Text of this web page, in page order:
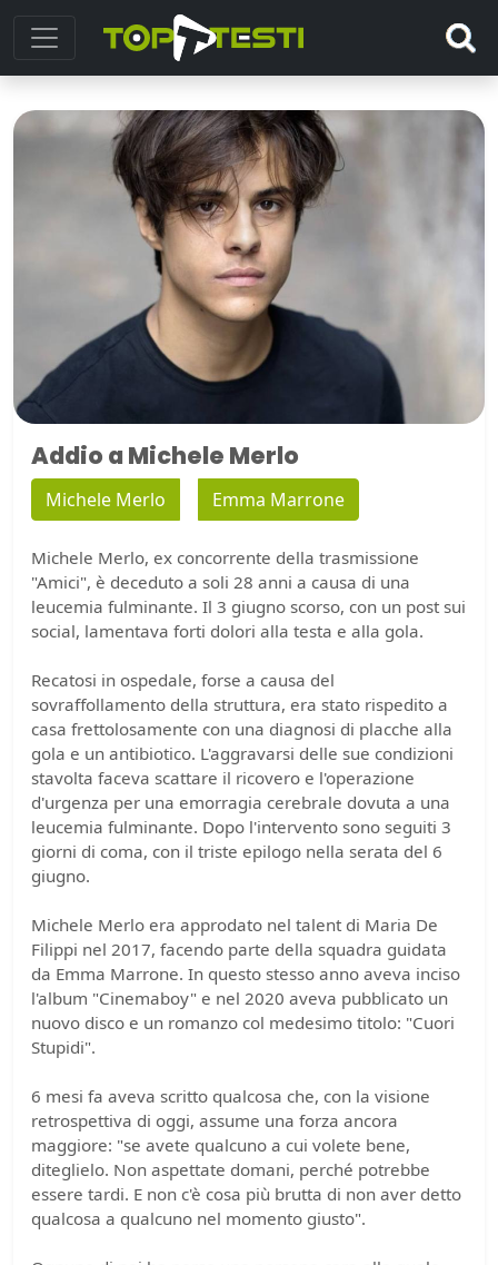
Addio a Michele Merlo
Michele Merlo Emma Marrone
Michele Merlo, ex concorrente della trasmissione
"Amici", è deceduto a soli 28 anni a causa di una
leucemia fulminante. Il 3 giugno scorso, con un post sui
social, lamentava forti dolori alla testa e alla gola.
Recatosi in ospedale, forse a causa del
sovraffollamento della struttura, era stato rispedito a
casa frettolosamente con una diagnosi di placche alla
gola e un antibiotico. L'aggravarsi delle sue condizioni
stavolta faceva scattare il ricovero e l'operazione
d'urgenza per una emorragia cerebrale dovuta a una
leucemia fulminante. Dopo l'intervento sono seguiti 3
giorni di coma, con il triste epilogo nella serata del 6
giugno.
Michele Merlo era approdato nel talent di Maria De
Filippi nel 2017, facendo parte della squadra guidata
da Emma Marrone. In questo stesso anno aveva inciso
l'album "Cinemaboy" e nel 2020 aveva pubblicato un
nuovo disco e un romanzo col medesimo titolo: "Cuori
Stupidi".
6 mesi fa aveva scritto qualcosa che, con la visione
retrospettiva di oggi, assume una forza ancora
maggiore: "se avete qualcuno a cui volete bene,
diteglielo. Non aspettate domani, perché potrebbe
essere tardi. E non c'è cosa più brutta di non aver detto
qualcosa a qualcuno nel momento giusto".